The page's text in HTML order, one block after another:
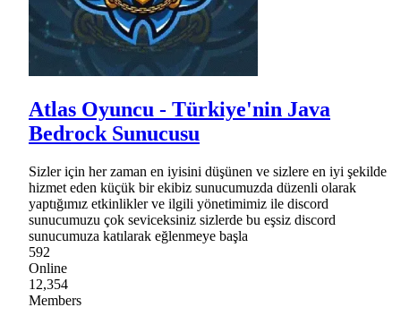
Atlas Oyuncu - Türkiye'nin Java
Bedrock Sunucusu
Sizler için her zaman en iyisini düşünen ve sizlere en iyi şekilde
hizmet eden küçük bir ekibiz sunucumuzda düzenli olarak
yaptığımız etkinlikler ve ilgili yönetimimiz ile discord
sunucumuzu çok seviceksiniz sizlerde bu eşsiz discord
sunucumuza katılarak eğlenmeye başla
592
Online
12,354
Members